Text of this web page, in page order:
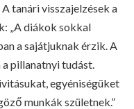
tanári visszajelzések a
„A diákok sokkal
a sajátjuknak érzik. A
pillanatnyi tudást.
egyéniségüket
munkák születnek.”